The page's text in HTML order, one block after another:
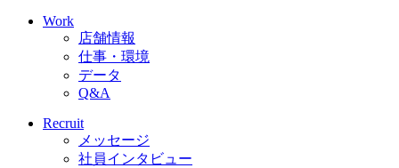
Work
店舗情報
仕事・環境
データ
Q&A
Recruit
メッセージ
社員インタビュー